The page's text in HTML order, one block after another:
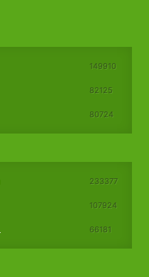
149910
82125
80724
233377
107924
66181